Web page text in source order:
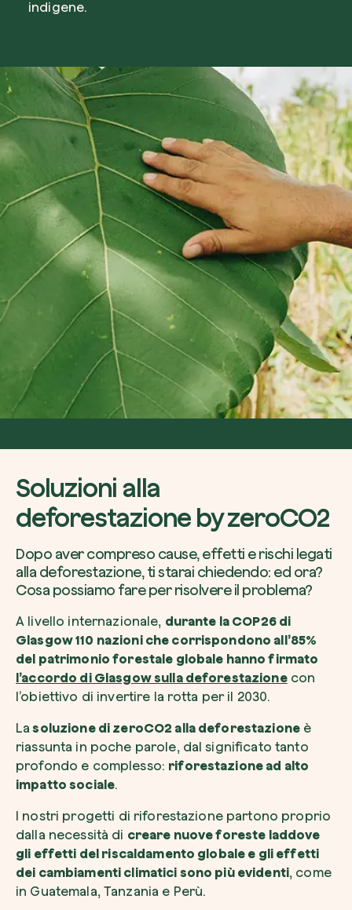
indigene.
Soluzioni alla
deforestazione by zeroCO2
Dopo aver compreso cause, effetti e rischi legati
alla deforestazione, ti starai chiedendo: ed ora?
Cosa possiamo fare per risolvere il problema?
A livello internazionale, durante la COP26 di
Glasgow 110 nazioni che corrispondono all’85%
del patrimonio forestale globale hanno firmato
l’accordo di Glasgow sulla deforestazionecon
l’obiettivo di invertire la rotta per il 2030.
La soluzione di zeroCO2 alla deforestazione è
riassunta in poche parole, dal significato tanto
profondo e complesso: riforestazione ad alto
impatto sociale.
I nostri progetti di riforestazione partono proprio
dalla necessità di creare nuove foreste laddove
gli effetti del riscaldamento globale e gli effetti
dei cambiamenti climatici sono più evidenti, come
in Guatemala, Tanzania e Perù.